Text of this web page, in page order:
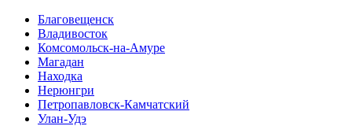
Благовещенск
Владивосток
Комсомольск-на-Амуре
Магадан
Находка
Нерюнгри
Петропавловск-Камчатский
Улан-Удэ